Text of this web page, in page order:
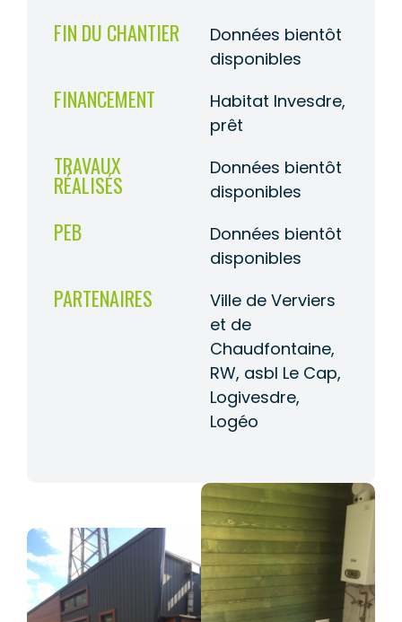
FIN DU CHANTIER
Données bientôt
disponibles
FINANCEMENT
Habitat Invesdre,
prêt
TRAVAUX
RÉALISÉS
Données bientôt
disponibles
PEB
Données bientôt
disponibles
PARTENAIRES
Ville de Verviers
et de
Chaudfontaine,
RW, asbl Le Cap,
Logivesdre,
Logéo